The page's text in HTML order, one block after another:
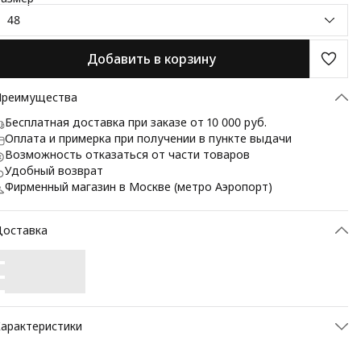
48
Добавить в корзину
Бесплатная доставка при заказе от 10 000 руб.
Оплата и примерка при получении в пункте выдачи
Возможность отказаться от части товаров
Удобный возврат
Фирменный магазин в Москве (метро Аэропорт)